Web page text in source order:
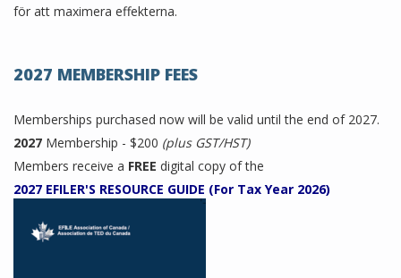
för att maximera effekterna.
2027 MEMBERSHIP FEES
Memberships purchased now will be valid until the end of 2027.
2027 Membership - $200 (plus GST/HST)
Members receive a FREE digital copy of the
2027 EFILER'S RESOURCE GUIDE (For Tax Year 2026)